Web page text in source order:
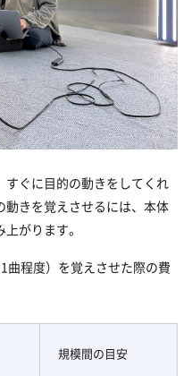
すぐに目的の動きをしてくれ
きを覚えさせるには、本体
がります。
曲程度）を覚えさせた際の費
規模間の目安